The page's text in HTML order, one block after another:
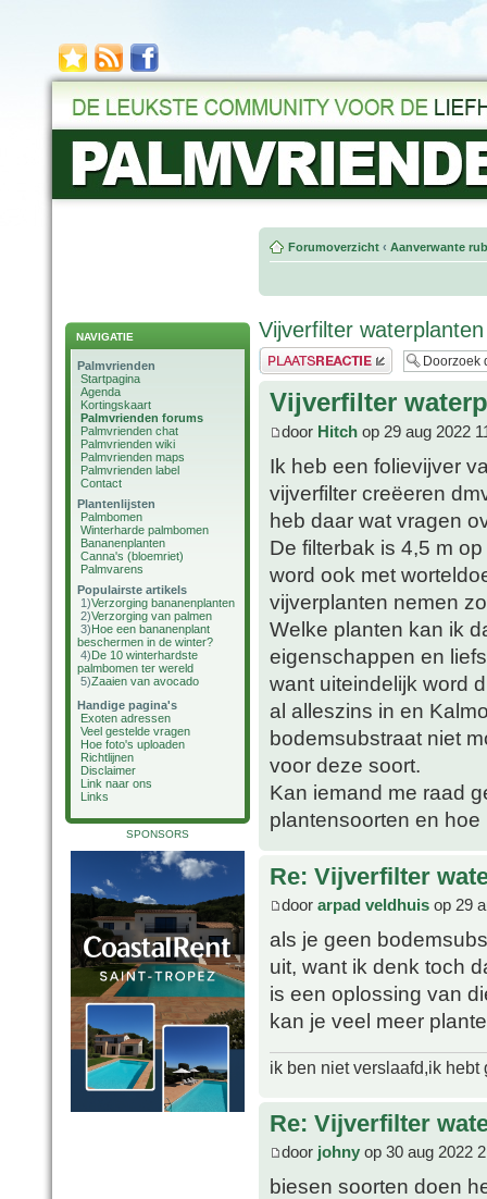
NAVIGATIE
Palmvrienden
Startpagina
Agenda
Kortingskaart
Palmvrienden forums
Palmvrienden chat
Palmvrienden wiki
Palmvrienden maps
Palmvrienden label
Contact
Plantenlijsten
Palmbomen
Winterharde palmbomen
Bananenplanten
Canna's (bloemriet)
Palmvarens
Populairste artikels
1)Verzorging bananenplanten
2)Verzorging van palmen
3)Hoe een bananenplant
beschermen in de winter?
4)De 10 winterhardste
palmbomen ter wereld
5)Zaaien van avocado
Handige pagina's
Exoten adressen
Veel gestelde vragen
Hoe foto's uploaden
Richtlijnen
Disclaimer
Link naar ons
Links
SPONSORS
Forumoverzicht ‹ Aanverwante
Vijverfilter waterplanten
Plaats een reactie
Vijverfilter
door Hitch op 29 aug 2022
Ik heb een folievijver
vijverfilter creëeren
heb daar wat vragen
De filterbak is 4,5 m
word ook met
vijverplanten nemen
Welke planten kan ik
eigenschappen en
want uiteindelijk word
al alleszins in en
bodemsubstraat niet
voor deze soort.
Kan iemand me raad
plantensoorten en
Re: Vijverfilter
door arpad veldhuis op 29
als je geen
uit, want ik denk toch
is een oplossing van
kan je veel meer
ik ben niet verslaafd,ik
Re: Vijverfilter
door johny op 30 aug 2022
biesen soorten doen